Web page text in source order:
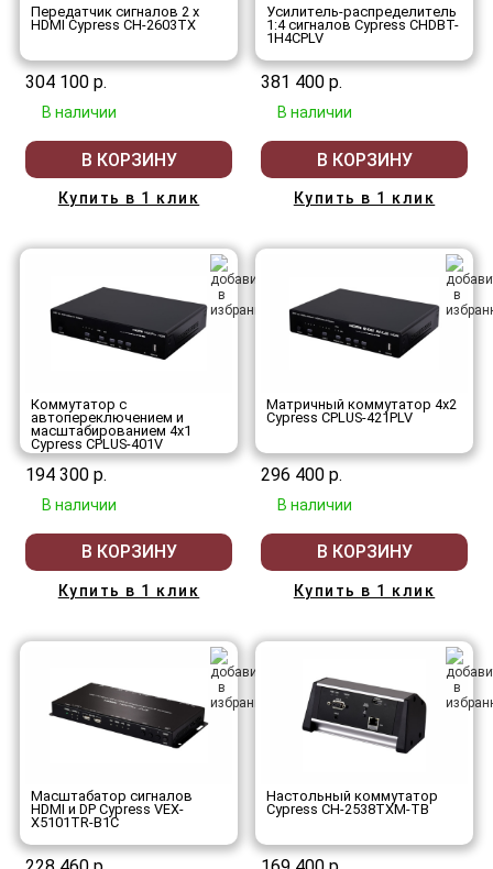
Передатчик сигналов 2 х
HDMI Cypress CH-2603TX
304 100 р.
В наличии
В КОРЗИНУ
Купить в 1 клик
Усилитель-распределитель
1:4 сигналов Cypress CHDBT-
1H4CPLV
381 400 р.
В наличии
В КОРЗИНУ
Купить в 1 клик
Коммутатор с
автопереключением и
масштабированием 4х1
Cypress CPLUS-401V
194 300 р.
В наличии
В КОРЗИНУ
Купить в 1 клик
Матричный коммутатор 4х2
Cypress CPLUS-421PLV
296 400 р.
В наличии
В КОРЗИНУ
Купить в 1 клик
Масштабатор сигналов
HDMI и DP Cypress VEX-
X5101TR-B1C
Настольный коммутатор
Cypress CH-2538TXM-TB